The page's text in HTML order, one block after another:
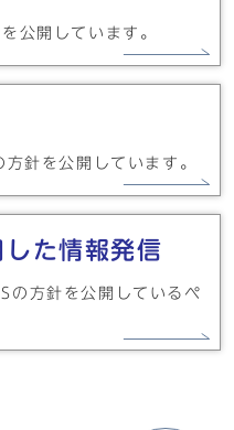
公開しています。
針を公開しています。
た情報発信
の方針を公開しているペ